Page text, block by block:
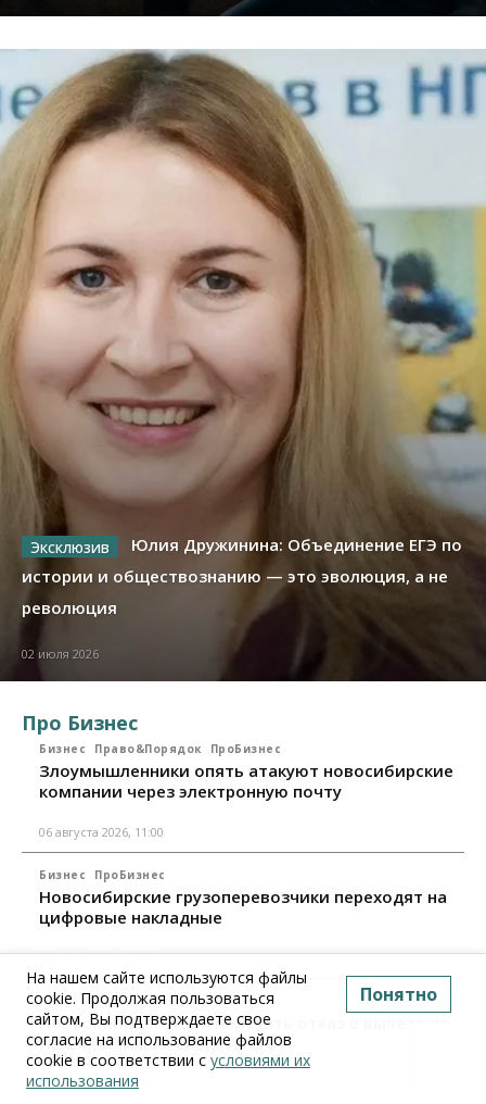
Юлия Дружинина: Объединение ЕГЭ по
истории и обществознанию — это эволюция, а не
революция
02 июля 2026
Про Бизнес
Бизнес Право&Порядок ПроБизнес
Злоумышленники опять атакуют новосибирские
компании через электронную почту
06 августа 2026, 11:00
Бизнес ПроБизнес
Новосибирские грузоперевозчики переходят на
цифровые накладные
28 июля 2026, 11:00
Бизнес ПроБизнес
Новосибирцы стали получать отказ в вычете по
НДС: причины и следствия
24 июля 2026, 10:30
На нашем сайте используются файлы
cookie. Продолжая пользоваться
сайтом, Вы подтверждаете свое
согласие на использование файлов
cookie в соответствии с условиями их
использования
Понятно